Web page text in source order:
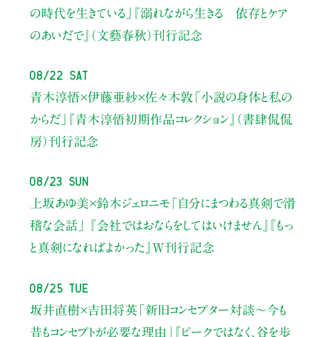
の時代を生きている」
『溺れながら生きる 依存とケア
のあいだで』（文藝春秋）刊行記念
08/22 Sat
青木淳悟×伊藤亜紗×佐々木敦 「小説の身体と私の
からだ」
『青木淳悟初期作品コレクション』（書肆侃侃
房）刊行記念
08/23 Sun
上坂あゆ美×鈴木ジェロニモ 「自分にまつわる真剣で滑
稽な会話」
『会社ではおならをしてはいけません』『もっ
と真剣になればよかった』W刊行記念
08/25 Tue
坂井直樹×吉田将英「新旧コンセプター対談～今も
昔もコンセプトが必要な理由」
『ピークではなく、谷を歩